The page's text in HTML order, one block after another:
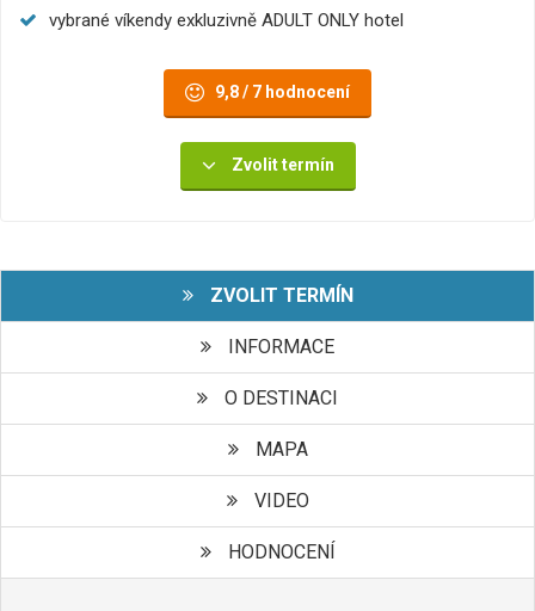
vybrané víkendy exkluzivně ADULT ONLY hotel
9,8 / 7 hodnocení
Zvolit termín
ZVOLIT TERMÍN
INFORMACE
O DESTINACI
MAPA
VIDEO
HODNOCENÍ